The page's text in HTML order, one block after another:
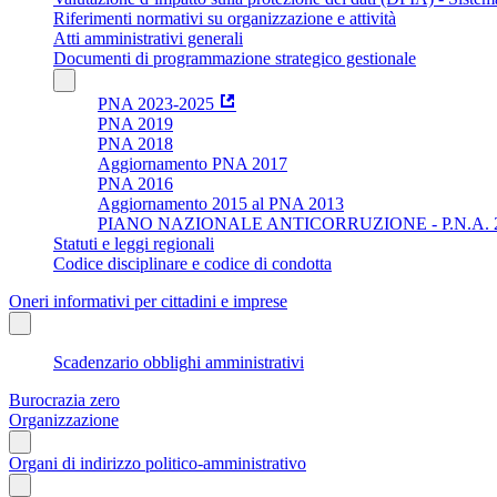
Riferimenti normativi su organizzazione e attività
Atti amministrativi generali
Documenti di programmazione strategico gestionale
PNA 2023-2025
PNA 2019
PNA 2018
Aggiornamento PNA 2017
PNA 2016
Aggiornamento 2015 al PNA 2013
PIANO NAZIONALE ANTICORRUZIONE - P.N.A.
Statuti e leggi regionali
Codice disciplinare e codice di condotta
Oneri informativi per cittadini e imprese
Scadenzario obblighi amministrativi
Burocrazia zero
Organizzazione
Organi di indirizzo politico-amministrativo